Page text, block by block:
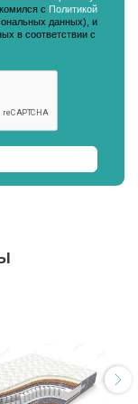
с Политикой
данных), и
в соответствии с